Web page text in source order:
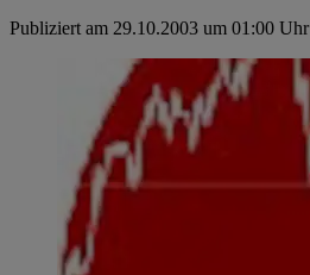
Publiziert am 29.10.2003 um 01:00 Uhr